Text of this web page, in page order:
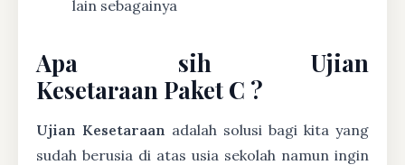
lain sebagainya
Apa sih Ujian
Kesetaraan Paket C ?
Ujian Kesetaraan adalah solusi bagi kita yang
sudah berusia di atas usia sekolah namun ingin